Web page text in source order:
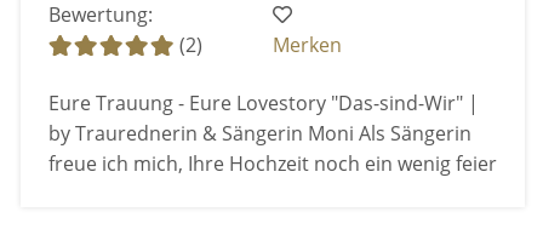
Bewertung:
(2)
Merken
Eure Trauung - Eure Lovestory "Das-sind-Wir" |
by Traurednerin & Sängerin Moni Als Sängerin
freue ich mich, Ihre Hochzeit noch ein wenig feier